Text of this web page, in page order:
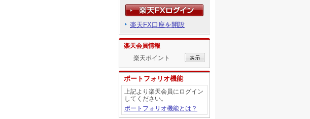
楽天FX口座を開設
楽天会員情報
楽天ポイント
ポートフォリオ機能
上記より楽天会員にログイン
してください。
ポートフォリオ機能とは？